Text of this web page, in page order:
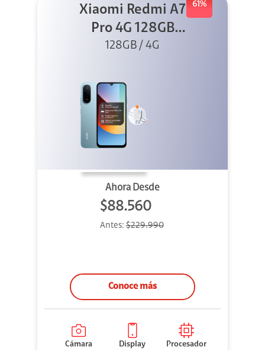
61%
Xiaomi Redmi A7
Pro 4G 128GB
Azul + Cargador
128GB / 4G
Ahora Desde
$88.560
Antes:$229.990
Conoce más
Cámara
Display
Procesador